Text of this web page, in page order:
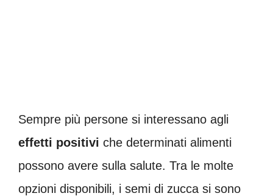
Sempre più persone si interessano agli
effetti positivi che determinati alimenti
possono avere sulla salute. Tra le molte
opzioni disponibili, i semi di zucca si sono